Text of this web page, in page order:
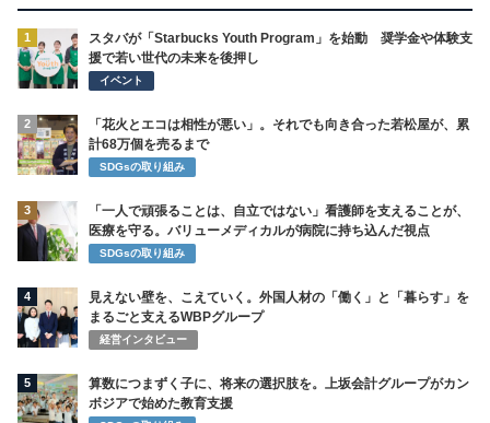
1
スタバが「Starbucks Youth Program」を始動 奨学金や体験支
援で若い世代の未来を後押し
イベント
2
「花火とエコは相性が悪い」。それでも向き合った若松屋が、累
計68万個を売るまで
SDGsの取り組み
3
「一人で頑張ることは、自立ではない」看護師を支えることが、
医療を守る。バリューメディカルが病院に持ち込んだ視点
SDGsの取り組み
4
見えない壁を、こえていく。外国人材の「働く」と「暮らす」を
まるごと支えるWBPグループ
経営インタビュー
5
算数につまずく子に、将来の選択肢を。上坂会計グループがカン
ボジアで始めた教育支援